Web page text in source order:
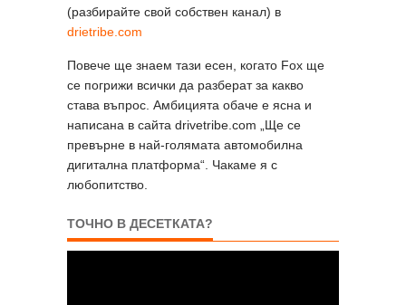
(разбирайте свой собствен канал) в
drietribe.com
Повече ще знаем тази есен, когато Fox ще
се погрижи всички да разберат за какво
става въпрос. Амбицията обаче е ясна и
написана в сайта drivetribe.com „Ще се
превърне в най-голямата автомобилна
дигитална платформа“. Чакаме я с
любопитство.
ТОЧНО В ДЕСЕТКАТА?